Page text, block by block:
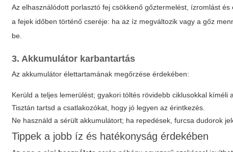
Az elhasználódott porlasztó fej csökkenő gőztermelést, ízromlást
a fejek időben történő cseréje: ha az íz megváltozik vagy a gőz
be.
3. Akkumulátor karbantartás
Az akkumulátor élettartamának megőrzése érdekében:
Kerüld a teljes lemerülést; gyakori töltés rövidebb ciklusokkal kíméli
Tisztán tartsd a csatlakozókat, hogy jó legyen az érintkezés.
Ne használd a sérült akkumulátort; ha repedések, furcsa dudorok
Tippek a jobb íz és hatékonyság érdekében